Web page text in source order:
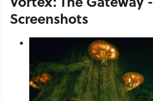
Screenshots